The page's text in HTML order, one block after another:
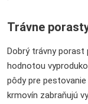
Trávne
Dobrý trávny porast
hodnotou
pôdy pre
krmovín zabraňujú